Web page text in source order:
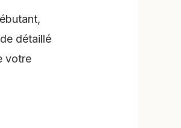
détaillé
votre